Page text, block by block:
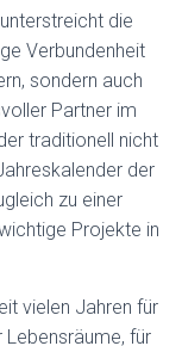
die
Verbundenheit
sondern auch
Partner im
traditionell nicht
der
zu einer
Projekte in
vielen Jahren für
Lebensräume, für